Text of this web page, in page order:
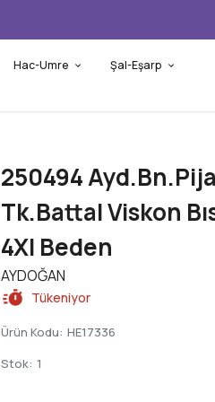
Hac-Umre
Şal-Eşarp
250494
Tk.Battal Viskon
4Xl Beden
AYDOĞAN
Tükeniyor
Ürün Kodu: HE17336
Stok: 1